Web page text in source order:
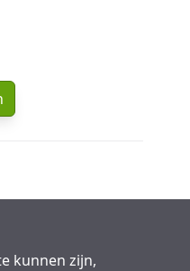
kunnen zijn,